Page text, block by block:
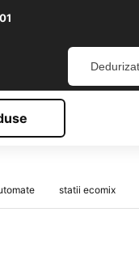
statii ecomix